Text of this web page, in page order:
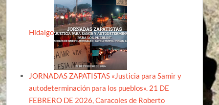
Hidalgo
JORNADAS ZAPATISTAS «Justicia para Samir y
autodeterminación para los pueblos». 21 DE
FEBRERO DE 2026, Caracoles de Roberto